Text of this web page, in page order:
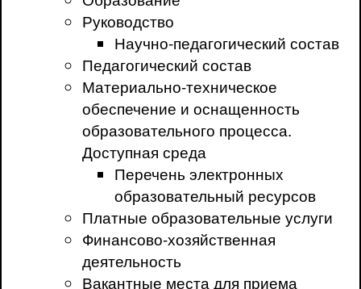
Руководство
Научно-педагогический состав
Педагогический состав
Материально-техническое
обеспечение и оснащенность
образовательного процесса.
Доступная среда
Перечень электронных
образовательный ресурсов
Платные образовательные услуги
Финансово-хозяйственная
деятельность
Вакантные места для приема